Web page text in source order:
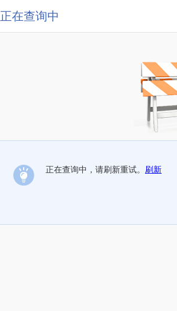
正在查询中
正在查询中，请刷新重试。 刷新